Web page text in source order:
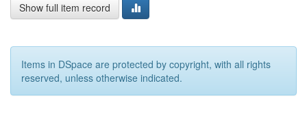
Show full item record
Items in DSpace are protected by copyright, with all rights
reserved, unless otherwise indicated.